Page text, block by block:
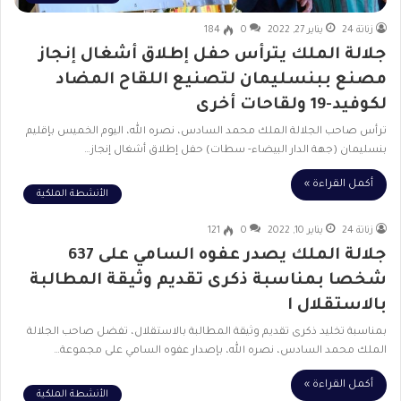
زناتة 24 يناير 27, 2022 0
184
جلالة الملك يترأس حفل إطلاق أشغال إنجاز
مصنع ببنسليمان لتصنيع اللقاح المضاد
لكوفيد-19 ولقاحات أخرى
ترأس صاحب الجلالة الملك محمد السادس، نصره الله، اليوم الخميس بإقليم
بنسليمان (جهة الدار البيضاء- سطات) حفل إطلاق أشغال إنجاز…
أكمل القراءة »
الأنشطة الملكية
زناتة 24 يناير 10, 2022 0
121
جلالة الملك يصدر عفوه السامي على 637
شخصا بمناسبة ذكرى تقديم وثيقة المطالبة
بالاستقلال ا
بمناسبة تخليد ذكرى تقديم وثيقة المطالبة بالاستقلال، تفضل صاحب الجلالة
الملك محمد السادس، نصره الله، بإصدار عفوه السامي على مجموعة…
أكمل القراءة »
الأنشطة الملكية